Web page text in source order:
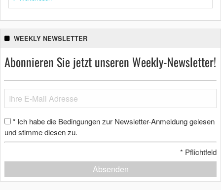
WEEKLY NEWSLETTER
Abonnieren Sie jetzt unseren Weekly-Newsletter!
* Ich habe die Bedingungen zur Newsletter-Anmeldung gelesen
und stimme diesen zu.
* Pflichtfeld
Absenden